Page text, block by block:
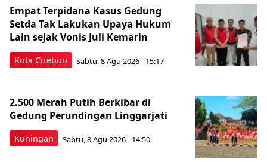
Kota Cirebon
Empat Terpidana Kasus Gedung
Setda Tak Lakukan Upaya Hukum
Lain sejak Vonis Juli Kemarin
Sabtu, 8 Agu 2026 - 15:17
Kuningan
2.500 Merah Putih Berkibar di
Gedung Perundingan Linggarjati
Sabtu, 8 Agu 2026 - 14:50